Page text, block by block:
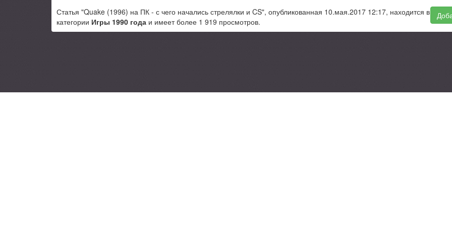
Статья "Quake (1996) на ПК - с чего начались стрелялки и CS", опубликованная 10.мая.2017 12:17, находится в
категории Игры 1990 года и имеет более 1 919 просмотров.